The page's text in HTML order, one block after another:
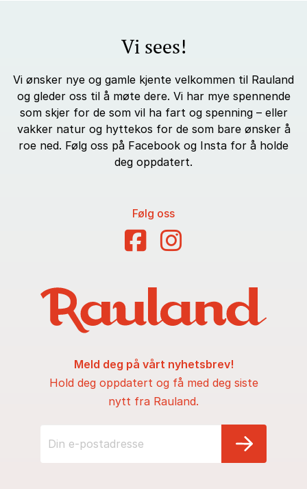
Vi sees!
Vi ønsker nye og gamle kjente velkommen til Rauland
og gleder oss til å møte dere. Vi har mye spennende
som skjer for de som vil ha fart og spenning – eller
vakker natur og hyttekos for de som bare ønsker å
roe ned. Følg oss på Facebook og Insta for å holde
deg oppdatert.
Følg oss
Meld deg på vårt nyhetsbrev!
Hold deg oppdatert og få med deg siste
nytt fra Rauland.